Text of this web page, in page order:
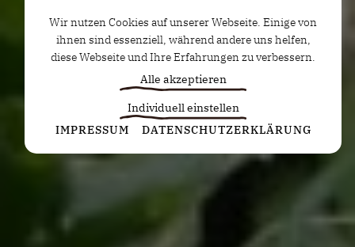
Wir nutzen Cookies auf unserer Webseite. Einige von
ihnen sind essenziell, während andere uns helfen,
diese Webseite und Ihre Erfahrungen zu verbessern.
Alle akzeptieren
Individuell einstellen
Statistiken
Diese Cookies erfassen anonyme Statistiken. Diese
Informationen helfen uns zu verstehen, wie wir
Google Analytics
IMPRESSUM DATENSCHUTZERKLÄRUNG